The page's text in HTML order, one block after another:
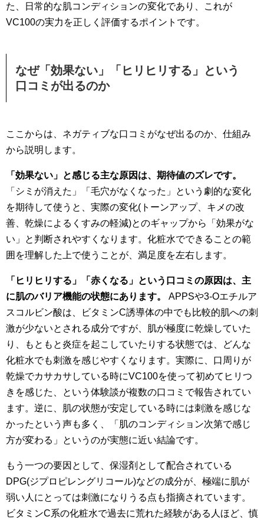
た、日常的な肌コンディションの変化であり、これが
VC100の実力を正しく評価するポイントです。
なぜ「効果ない」「ヒリヒリする」という
口コミが出るのか
ここからは、ネガティブな口コミがなぜ出るのか、仕組み
から説明します。
「効果ない」と感じる主な原因は、期待値のズレです。
「シミが消えた」「毛穴がなくなった」という劇的な変化
を期待して使うと、実際の変化(トーンアップ、キメの改
善、乾燥によるくすみの軽減)とのギャップから「効果がな
い」と判断されやすくなります。化粧水でできることの範
囲を理解した上で使うことが、満足度を左右します。
「ヒリヒリする」「赤くなる」という口コミの原因は、主
に肌のバリア機能の状態にあります。
APPSや3-Oエチルア
スコルビン酸は、ビタミンC誘導体の中でも比較的肌への刺
激が少ないとされる成分ですが、肌が極度に乾燥していた
り、もともと炎症を起こしていたりする状態では、どんな
化粧水でも刺激を感じやすくなります。実際に、口周りが
乾燥でカサカサしている時にVC100を使って初めてヒリつ
きを感じた、という体験談が複数の口コミで報告されてい
ます。逆に、肌の状態が安定している時には刺激を感じな
かったという声も多く、「肌のコンディション次第で感じ
方が変わる」というのが実態に近い結論です。
もう一つの要因として、保湿剤として配合されている
DPG(ジプロピレングリコール)などの成分が、極端に肌が
弱い人にとっては刺激になりうる点も指摘されています。
ビタミンC系の化粧水で過去に荒れた経験がある人ほど、慎